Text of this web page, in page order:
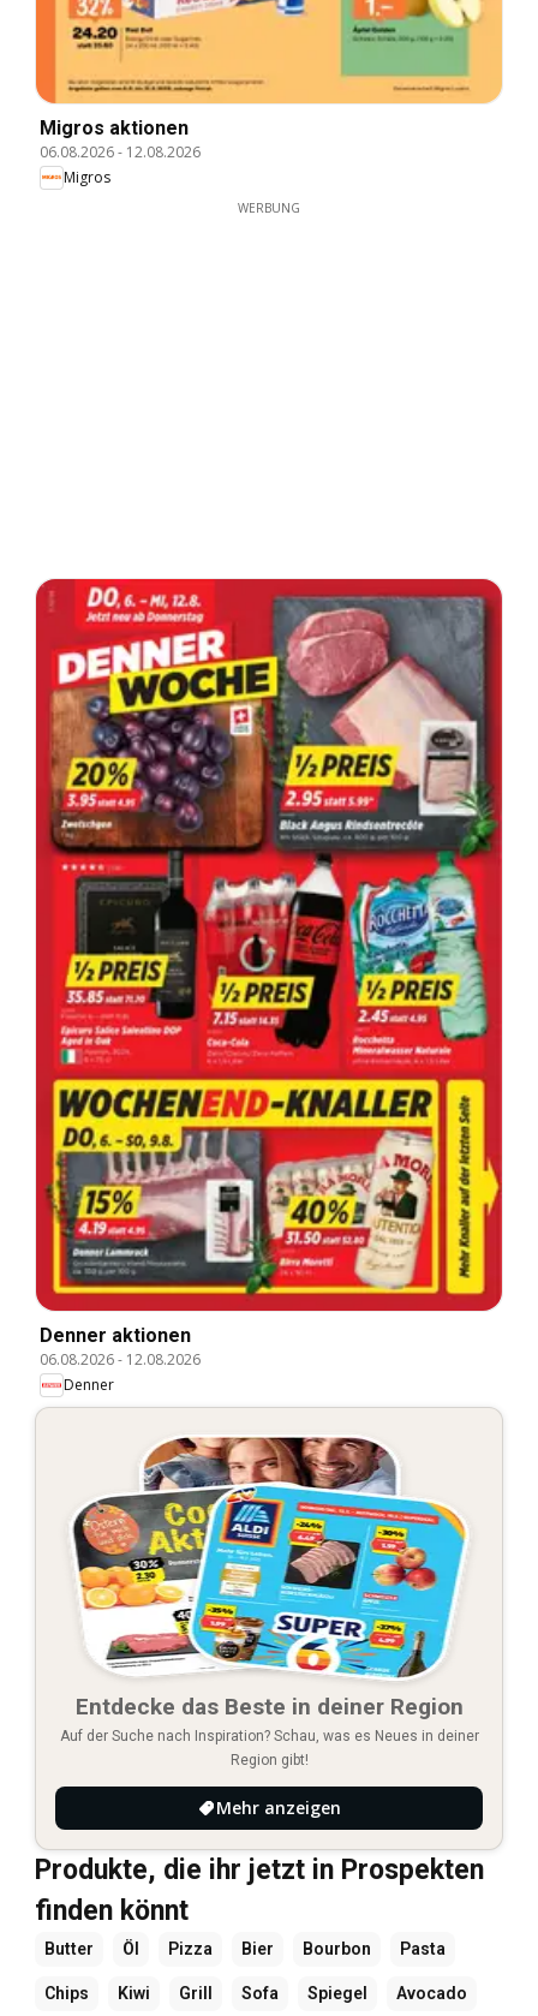
Migros aktionen
06.08.2026- 12.08.2026
Migros
WERBUNG
Denner aktionen
06.08.2026- 12.08.2026
Denner
Entdecke das Beste in deiner Region
Auf der Suche nach Inspiration? Schau, was es Neues in deiner
Region gibt!
Mehr anzeigen
Produkte, die ihr jetzt in Prospekten
finden könnt
Butter Öl Pizza Bier Bourbon Pasta
Chips Kiwi Grill Sofa Spiegel Avocado